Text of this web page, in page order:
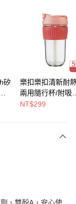
用無須另外申請。
過，訂單將自動取
分期系統評分，恕無
結算日後寄送繳費提
矽
樂扣樂扣清新耐
兩用隨行杯/附吸
管/500ml/粉
NT$299
、雙酚A，安心使